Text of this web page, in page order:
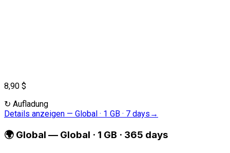
8,90 $
↻ Aufladung
Details anzeigen — Global · 1 GB · 7 days →
🌍 Global — Global · 1 GB · 365 days